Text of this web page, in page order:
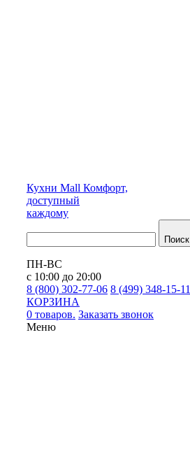
Кухни Mall Комфорт,
доступный
каждому
Поиск
ПН-ВС
с 10:00 до 20:00
8 (800) 302-77-06 8 (499) 348-15-11
КОРЗИНА
0 товаров. Заказать звонок
Меню